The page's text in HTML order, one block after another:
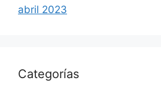
abril 2023
Categorías